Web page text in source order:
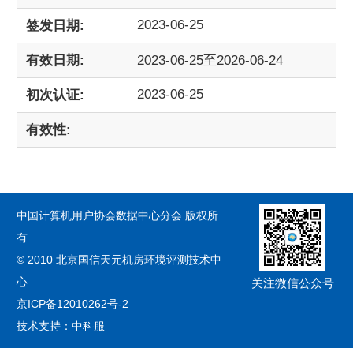
签发日期: 2023-06-25
有效日期: 2023-06-25至2026-06-24
初次认证: 2023-06-25
有效性:
中国计算机用户协会数据中心分会 版权所
有
© 2010 北京国信天元机房环境评测技术中
心
京ICP备12010262号-2
技术支持：中科服
关注微信公众号